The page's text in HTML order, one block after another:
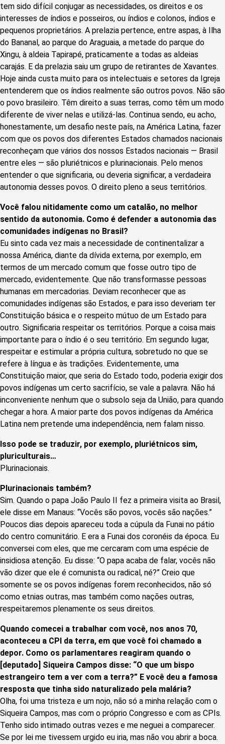
tem sido difícil conjugar as necessidades, os direitos e os
interesses de índios e posseiros, ou índios e colonos, índios e
pequenos proprietários. A prelazia pertence, entre aspas, à Ilha
do Bananal, ao parque do Araguaia, a metade do parque do
Xingu, à aldeia Tapirapé, praticamente a todas as aldeias
carajás. E da prelazia saiu um grupo de retirantes de Xavantes.
Hoje ainda custa muito para os intelectuais e setores da Igreja
entenderem que os índios realmente são outros povos. Não são
o povo brasileiro. Têm direito a suas terras, como têm um modo
diferente de viver nelas e utilizá-las. Continua sendo, eu acho,
honestamente, um desafio neste país, na América Latina, fazer
com que os povos dos diferentes Estados chamados nacionais
reconheçam que vários dos nossos Estados nacionais — Brasil
entre eles — são pluriétnicos e plurinacionais. Pelo menos
entender o que significaria, ou deveria significar, a verdadeira
autonomia desses povos. O direito pleno a seus territórios.
Você falou nitidamente como um catalão, no melhor
sentido da autonomia. Como é defender a autonomia das
comunidades indígenas no Brasil?
Eu sinto cada vez mais a necessidade de continentalizar a
nossa América, diante da dívida externa, por exemplo, em
termos de um mercado comum que fosse outro tipo de
mercado, evidentemente. Que não transformasse pessoas
humanas em mercadorias. Deviam reconhecer que as
comunidades indígenas são Estados, e para isso deveriam ter
Constituição básica e o respeito mútuo de um Estado para
outro. Significaria respeitar os territórios. Porque a coisa mais
importante para o índio é o seu território. Em segundo lugar,
respeitar e estimular a própria cultura, sobretudo no que se
refere à língua e às tradições. Evidentemente, uma
Constituição maior, que seria do Estado todo, poderia exigir dos
povos indígenas um certo sacrifício, se vale a palavra. Não há
inconveniente nenhum que o subsolo seja da União, para quando
chegar a hora. A maior parte dos povos indígenas da América
Latina nem pretende uma independência, nem falam nisso.
Isso pode se traduzir, por exemplo, pluriétnicos sim,
pluriculturais…
Plurinacionais.
Plurinacionais também?
Sim. Quando o papa João Paulo II fez a primeira visita ao Brasil,
ele disse em Manaus: “Vocês são povos, vocês são nações.”
Poucos dias depois apareceu toda a cúpula da Funai no pátio
do centro comunitário. E era a Funai dos coronéis da época. Eu
conversei com eles, que me cercaram com uma espécie de
insidiosa atenção. Eu disse: “O papa acaba de falar, vocês não
vão dizer que ele é comunista ou radical, né?” Creio que
somente se os povos indígenas forem reconhecidos, não só
como etnias outras, mas também como nações outras,
respeitaremos plenamente os seus direitos.
Quando comecei a trabalhar com você, nos anos 70,
aconteceu a CPI da terra, em que você foi chamado a
depor. Como os parlamentares reagiram quando o
[deputado] Siqueira Campos disse: “O que um bispo
estrangeiro tem a ver com a terra?” E você deu a famosa
resposta que tinha sido naturalizado pela malária?
Olha, foi uma tristeza e um nojo, não só a minha relação com o
Siqueira Campos, mas com o próprio Congresso e com as CPIs.
Tenho sido intimado outras vezes e me neguei a comparecer.
Se por lei me tivessem urgido eu iria, mas não vou abrir a boca.